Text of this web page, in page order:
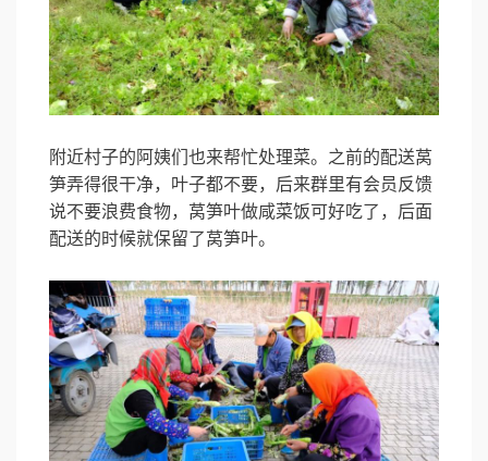
附近村子的阿姨们也来帮忙处理菜。之前的配送莴
笋弄得很干净，叶子都不要，后来群里有会员反馈
说不要浪费食物，莴笋叶做咸菜饭可好吃了，后面
配送的时候就保留了莴笋叶。